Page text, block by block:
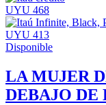
UYU 468
UYU 413
Disponible
LA MUJER
DEBAJO DE